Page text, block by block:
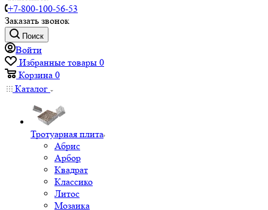
+7-800-100-56-53
Заказать звонок
Поиск
Войти
Избранные товары 0
Корзина 0
Каталог
Тротуарная плита
Абрис
Арбор
Квадрат
Классико
Литос
Мозаика